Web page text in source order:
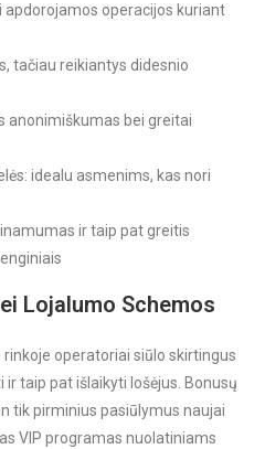
apdorojamos operacijos kuriant
tačiau reikiantys didesnio
anonimiškumas bei greitai
idealu asmenims, kas nori
ir taip pat greitis
Lojalumo Schemos
operatoriai siūlo skirtingus
taip pat išlaikyti lošėjus. Bonusų
tik pirminius pasiūlymus naujai
VIP programas nuolatiniams